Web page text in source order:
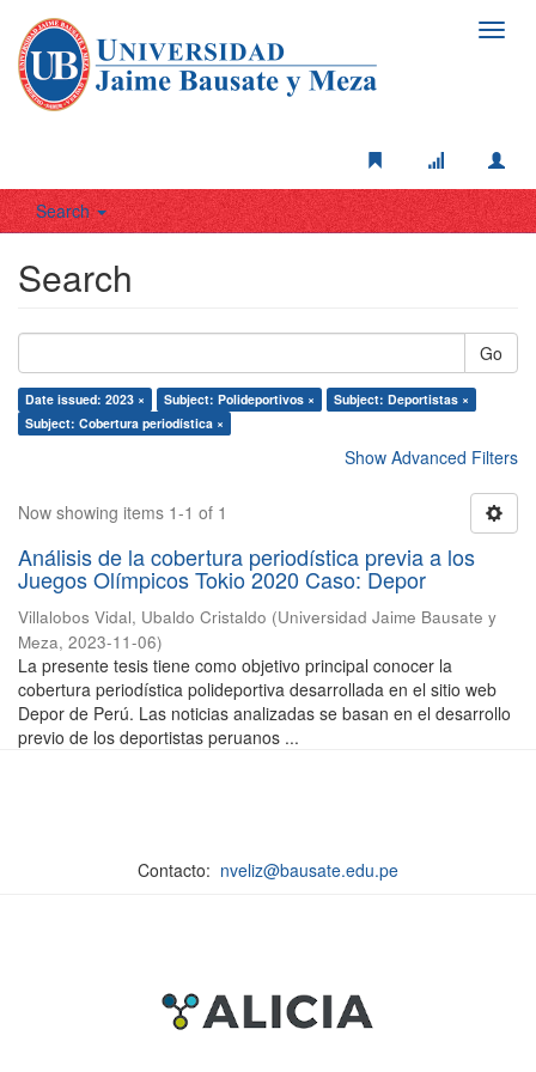
Search
Search
Go
Date issued: 2023 × Subject: Polideportivos ×
Subject: Deportistas ×
Subject: Cobertura periodística ×
Show Advanced Filters
Now showing items 1-1 of 1
Análisis de la cobertura periodística previa a los
Juegos Olímpicos Tokio 2020 Caso: Depor
Villalobos Vidal, Ubaldo Cristaldo (Universidad Jaime Bausate y
Meza, 2023-11-06)
La presente tesis tiene como objetivo principal conocer la
cobertura periodística polideportiva desarrollada en el sitio web
Depor de Perú. Las noticias analizadas se basan en el desarrollo
previo de los deportistas peruanos ...
Contacto: nveliz@bausate.edu.pe